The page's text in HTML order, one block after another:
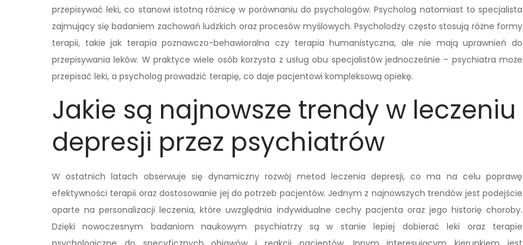
przepisywać leki, co stanowi istotną różnicę w porównaniu do psychologów. Psycholog natomiast to specjalista
zajmujący się badaniem zachowań ludzkich oraz procesów myślowych. Psycholodzy często stosują różne formy
terapii, takie jak terapia poznawczo-behawioralna czy terapia humanistyczna, ale nie mają uprawnień do
przepisywania leków. W praktyce wiele osób korzysta z usług obu specjalistów jednocześnie – psychiatra może
przepisać leki, a psycholog prowadzić terapię, co daje pacjentowi kompleksową opiekę.
Jakie są najnowsze trendy w leczeniu
depresji przez psychiatrów
W ostatnich latach obserwuje się dynamiczny rozwój metod leczenia depresji, co ma na celu poprawę
efektywności terapii oraz dostosowanie jej do potrzeb pacjentów. Jednym z najnowszych trendów jest podejście
oparte na personalizacji leczenia, które uwzględnia indywidualne cechy pacjenta oraz jego historię choroby.
Dzięki nowoczesnym badaniom naukowym psychiatrzy są w stanie lepiej dobierać leki oraz terapie